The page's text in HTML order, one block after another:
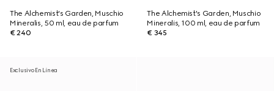
The Alchemist's Garden, Muschio
Mineralis, 50 ml, eau de parfum
€ 240
The Alchemist's Garden, Muschio
Mineralis, 100 ml, eau de parfum
€ 345
Exclusivo En Línea